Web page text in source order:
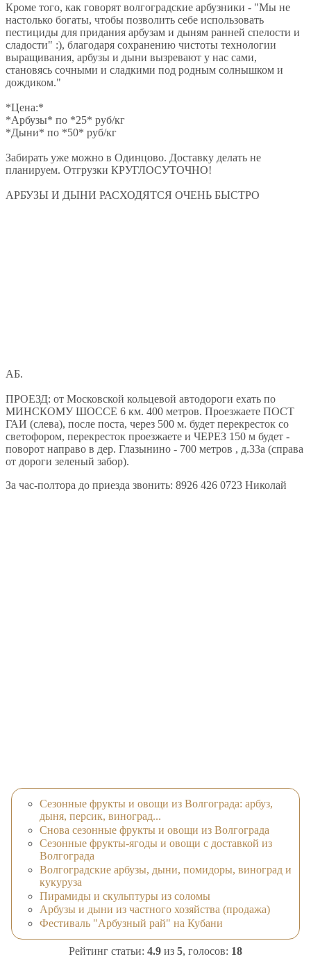
Кроме того, как говорят волгоградские арбузники - "Мы не
настолько богаты, чтобы позволить себе использовать
пестициды для придания арбузам и дыням ранней спелости и
сладости" :), благодаря сохранению чистоты технологии
выращивания, арбузы и дыни вызревают у нас сами,
становясь сочными и сладкими под родным солнышком и
дождиком."
*Цена:*
*Арбузы* по *25* руб/кг
*Дыни* по *50* руб/кг
Забирать уже можно в Одинцово. Доставку делать не
планируем. Отгрузки КРУГЛОСУТОЧНО!
АРБУЗЫ И ДЫНИ РАСХОДЯТСЯ ОЧЕНЬ БЫСТРО
АБ.
ПРОЕЗД: от Московской кольцевой автодороги ехать по
МИНСКОМУ ШОССЕ 6 км. 400 метров. Проезжаете ПОСТ
ГАИ (слева), после поста, через 500 м. будет перекресток со
светофором, перекресток проезжаете и ЧЕРЕЗ 150 м будет -
поворот направо в дер. Глазынино - 700 метров , д.33а (справа
от дороги зеленый забор).
За час-полтора до приезда звонить: 8926 426 0723 Николай
Сезонные фрукты и овощи из Волгограда: арбуз,
дыня, персик, виноград...
Снова сезонные фрукты и овощи из Волгограда
Сезонные фрукты-ягоды и овощи с доставкой из
Волгограда
Волгоградские арбузы, дыни, помидоры, виноград и
кукуруза
Пирамиды и скульптуры из соломы
Арбузы и дыни из частного хозяйства (продажа)
Фестиваль "Арбузный рай" на Кубани
Рейтинг статьи: 4.9 из 5, голосов: 18